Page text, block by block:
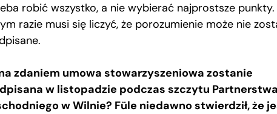
robić wszystko, a nie wybierać najprostsze punkty.
razie musi się liczyć, że porozumienie może nie
zdaniem umowa stowarzyszeniowa zostanie
w listopadzie podczas szczytu
w Wilnie? Füle niedawno stwierdził, że